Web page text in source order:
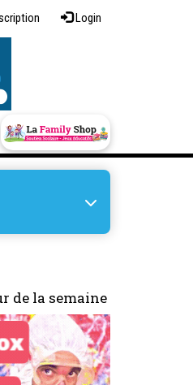
Login
de la semaine